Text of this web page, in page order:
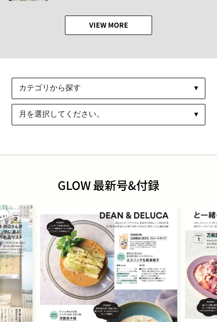
VIEW MORE
GLOW 最新号&付録